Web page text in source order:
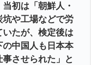
初は「朝鮮人・
や工場などで労
たが、検定後は
の中国人も日本本
させられた」と